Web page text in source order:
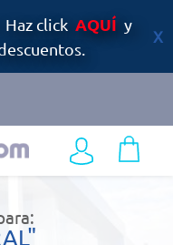
click AQUÍ y